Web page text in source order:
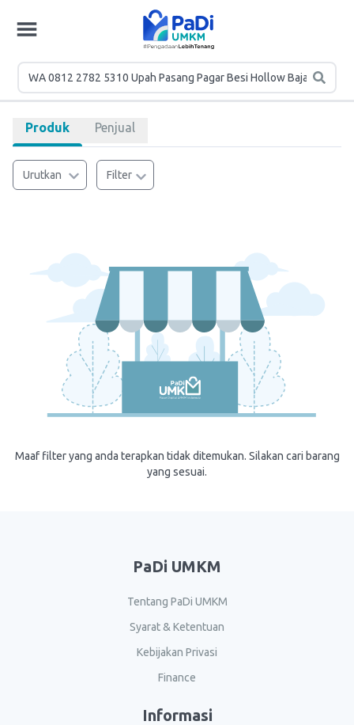
Produk Penjual
Urutkan Filter
Maaf filter yang anda terapkan tidak ditemukan. Silakan cari barang
yang sesuai.
PaDi UMKM
Tentang PaDi UMKM
Syarat & Ketentuan
Kebijakan Privasi
Finance
Informasi